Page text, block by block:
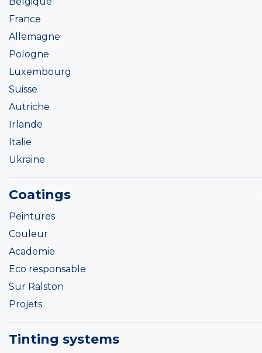
France
Allemagne
Pologne
Luxembourg
Suisse
Autriche
Irlande
Italie
Ukraine
Coatings
Peintures
Couleur
Academie
Eco responsable
Sur Ralston
Projets
Tinting systems